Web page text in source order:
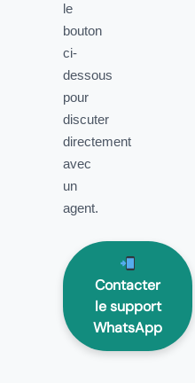
le
bouton
ci-
dessous
pour
discuter
directement
avec
un
agent.
Contacter
le support
WhatsApp